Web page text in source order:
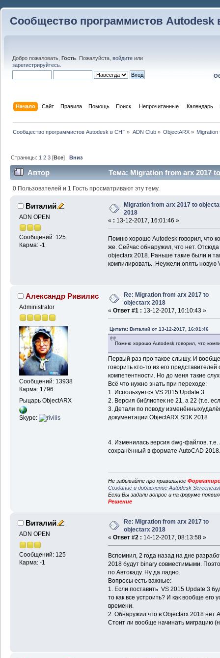
Сообщество программистов Autodesk
Добро пожаловать, Гость . Пожалуйста, войдите или
зарегистрируйтесь
Начало Сайт Правила Помощь Поиск Непрочитанные Календарь
Сообщество программистов Autodesk в СНГ » ADN Club» ObjectARX»
Страницы: 1 2 3 [Все]Вниз
Автор Тема: Migration from arx 2017
0 Пользователей и 1 Гость просматривают эту тему.
Виталий
ADN OPEN
Сообщений: 125
Карма: -1
Migration from arx 2017 to
2018
« : 13-12-2017, 16:01:46 »
Помню хорошо Autodesk говорил, что
же. Сейчас обнаружил, что нет.
objectarx 2018. Раньше такие были и
компилировать. Неужели опять новую
Александр Ривилис
Administrator
Сообщений: 13938
Карма: 1796
Рыцарь ObjectARX
Skype:
Re: Migration from arx 2017 to
objectarx 2018
« Ответ #1 : 13-12-2017, 16:10:43 »
Цитата: Виталий от 13-12-2017, 16:01:46
Помню хорошо Autodesk говорил, что
Первый раз про такое слышу. И вообще
говорить кто-то из его
компетентности. Но до меня такие
Всё что нужно знать при переходе:
1. Используется VS 2015 Update 3
2. Версия библиотек не 21, а 22 (т.е.
3. Детали по поводу изменённых/
документации ObjectARX SDK 2018
4. Изменилась версия dwg-файлов,
сохранённый в формате AutoCAD 2018.
Не забывайте про правильное
Создание и добавление Autodesk
Если Вы задали вопрос и на форуме
Решение
Виталий
ADN OPEN
Сообщений: 125
Карма: -1
Re: Migration from arx 2017 to
objectarx 2018
« Ответ #2 : 14-12-2017, 08:13:58 »
Вспомнил, 2 года назад на дне
2018 будут binary совместимыми.
по Автокаду. Ну да ладно.
Вопросы есть важные:
1. Если поставить VS 2015 Update 3
то как все устроить? И как вообще его
времени.
2. Обнаружил что в Objectarx 2018 нет
Стоит ли вообще начинать миграцию